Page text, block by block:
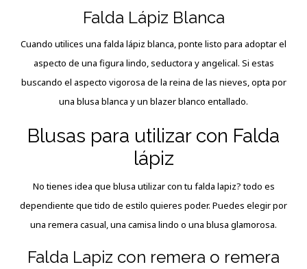
Falda Lápiz Blanca
Cuando utilices una falda lápiz blanca, ponte listo para adoptar el
aspecto de una figura lindo, seductora y angelical. Si estas
buscando el aspecto vigorosa de la reina de las nieves, opta por
una blusa blanca y un blazer blanco entallado.
Blusas para utilizar con Falda
lápiz
No tienes idea que blusa utilizar con tu falda lapiz? todo es
dependiente que tido de estilo quieres poder. Puedes elegir por
una remera casual, una camisa lindo o una blusa glamorosa.
Falda Lapiz con remera o remera